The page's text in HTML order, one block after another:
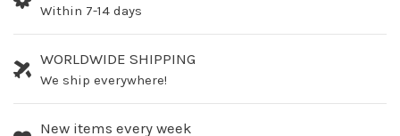
Within 7-14 days
WORLDWIDE SHIPPING
We ship everywhere!
New items every week